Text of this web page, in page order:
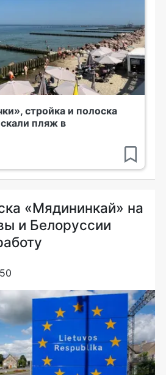
стройка и полоска
пляж в
«Мядининкай» на
и Белоруссии